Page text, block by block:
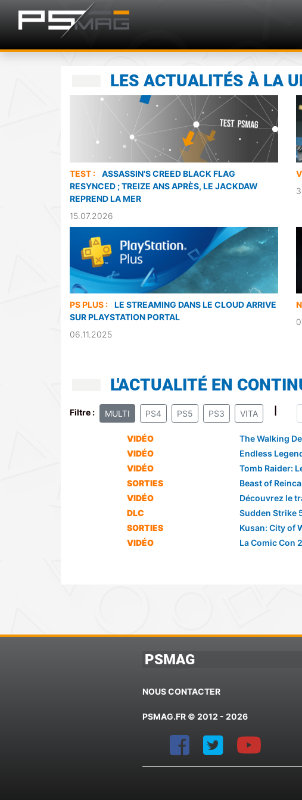
LES ACTUALITÉS À LA
TEST :
ASSASSIN'S CREED BLACK FLAG
RESYNCED ; TREIZE ANS APRÈS, LE JACKDAW
REPREND LA MER
15.07.2026
PS PLUS :
LE STREAMING DANS LE CLOUD ARRIVE
SUR PLAYSTATION PORTAL
06.11.2025
L'ACTUALITÉ EN
Filtre : MULTI PS4 PS5 PS3 VITA
VIDÉO The Walking
VIDÉO
Endless
VIDÉO
Tomb Raider:
SORTIES
Beast of
VIDÉO
Découvrez le
DLC
Sudden Strike
SORTIES
Kusan: City of
VIDÉO
La Comic Con
PSMAG
NOUS CONTACTER
PSMAG.FR © 2012 - 2026